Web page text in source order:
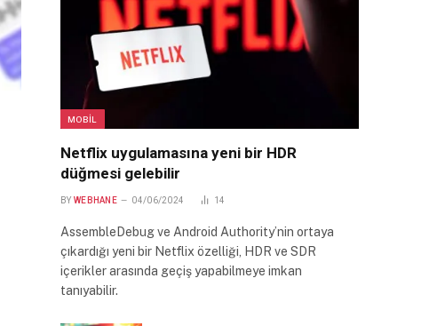
MOBIL
Netflix uygulamasına yeni bir HDR
düğmesi gelebilir
BY WEBHANE 04/06/2024 14
AssembleDebug ve Android Authority’nin ortaya
çıkardığı yeni bir Netflix özelliği, HDR ve SDR
içerikler arasında geçiş yapabilmeye imkan
tanıyabilir.